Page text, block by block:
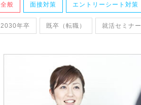
全般 面接対策 エントリーシート対策
2030年卒 既卒（転職） 就活セミナー